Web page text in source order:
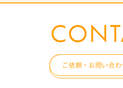
ご依頼・お問い合わ